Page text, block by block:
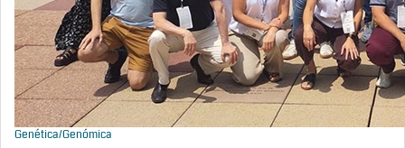
Genética/Genómica